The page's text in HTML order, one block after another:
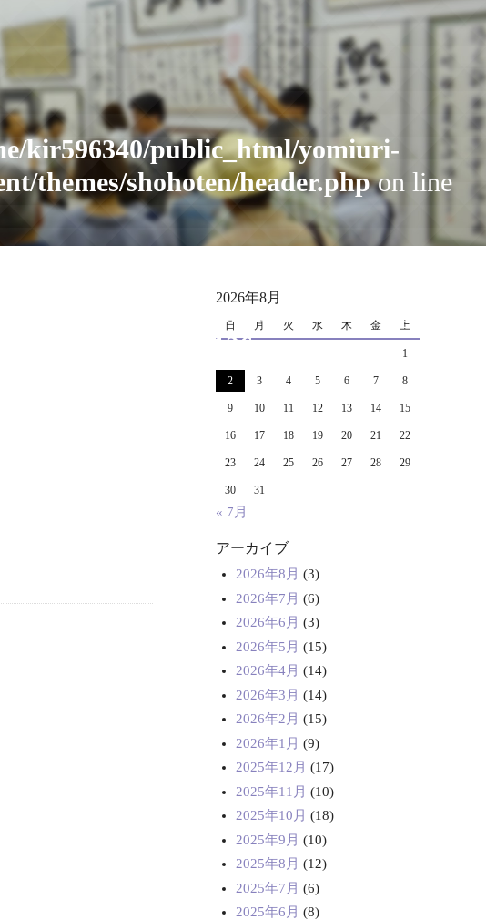
kir596340/public_html/yomiuri-
themes/shohoten/header.phpon line
news/wp-
126
2026年8月
日 月 火 水 木 金 土
1
2 3 4 5 6 7 8
9 10 11 12 13 14 15
16 17 18 19 20 21 22
23 24 25 26 27 28 29
30 31
« 7月
アーカイブ
2026年8月 (3)
2026年7月 (6)
2026年6月 (3)
2026年5月 (15)
2026年4月 (14)
2026年3月 (14)
2026年2月 (15)
2026年1月 (9)
2025年12月 (17)
2025年11月 (10)
2025年10月 (18)
2025年9月 (10)
2025年8月 (12)
2025年7月 (6)
2025年6月 (8)